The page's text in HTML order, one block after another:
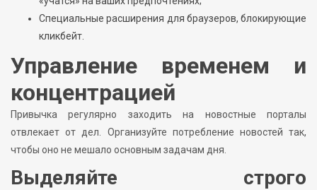
Специальные расширения для браузеров, блокирующие
кликбейт.
Управление временем и
концентрацией
Привычка регулярно заходить на новостные порталы
отвлекает от дел. Организуйте потребление новостей так,
чтобы оно не мешало основным задачам дня.
Выделяйте строго